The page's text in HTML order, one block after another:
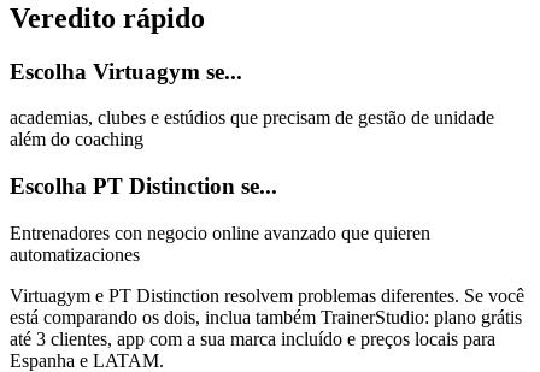
Veredito rápido
Escolha Virtuagym se...
academias, clubes e estúdios que precisam de gestão de unidade
além do coaching
Escolha PT Distinction se...
Entrenadores con negocio online avanzado que quieren
automatizaciones
Virtuagym e PT Distinction resolvem problemas diferentes. Se você
está comparando os dois, inclua também TrainerStudio: plano grátis
até 3 clientes, app com a sua marca incluído e preços locais para
Espanha e LATAM.